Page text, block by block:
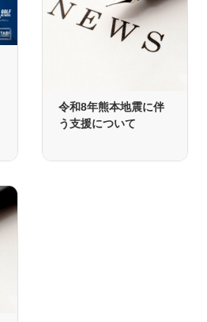
令和8年熊本地震に伴
う支援について